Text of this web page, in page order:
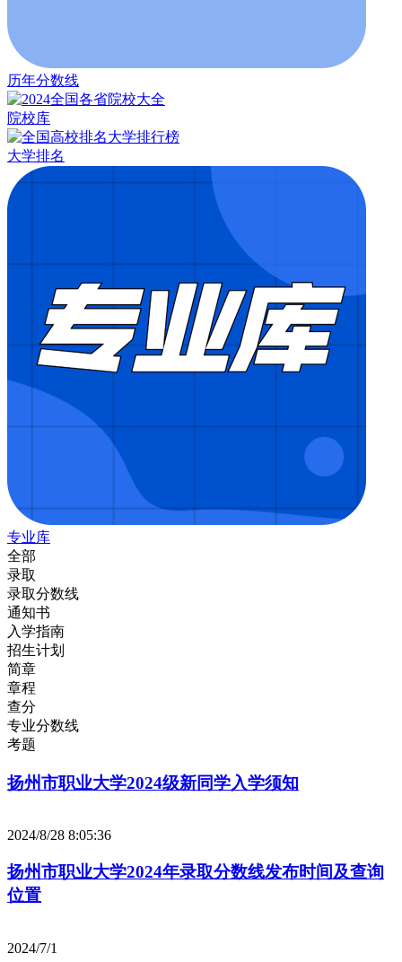
历年分数线
院校库
大学排名
专业库
全部
录取
录取分数线
通知书
入学指南
招生计划
简章
章程
查分
专业分数线
考题
扬州市职业大学2024级新同学入学须知
2024/8/28 8:05:36
扬州市职业大学2024年录取分数线发布时间及查询
位置
2024/7/1